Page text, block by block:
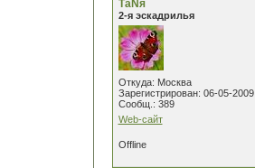
ТаNя
2-я эскадрилья
Откуда: Москва
Зарегистрирован: 06-05-2009
Сообщ.: 389
Web-сайт
Offline